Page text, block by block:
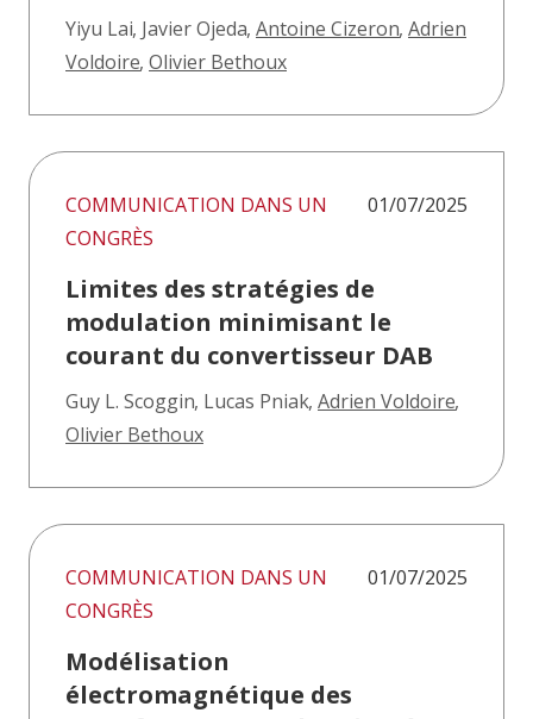
Yiyu Lai, Javier Ojeda, Antoine Cizeron, Adrien
Voldoire, Olivier Bethoux
COMMUNICATION DANS UN
CONGRÈS
01/07/2025
Limites des stratégies de
modulation minimisant le
courant du convertisseur DAB
Guy L. Scoggin, Lucas Pniak, Adrien Voldoire,
Olivier Bethoux
COMMUNICATION DANS UN
CONGRÈS
01/07/2025
Modélisation
électromagnétique des